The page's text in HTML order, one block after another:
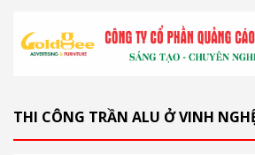
THI CÔNG TRẦN ALU Ở VINH